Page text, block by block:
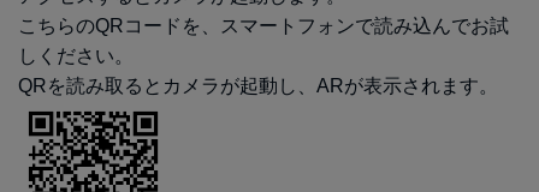
こちらのQRコードを、スマートフォンで読み込んでお試
しください。
QRを読み取るとカメラが起動し、ARが表示されます。